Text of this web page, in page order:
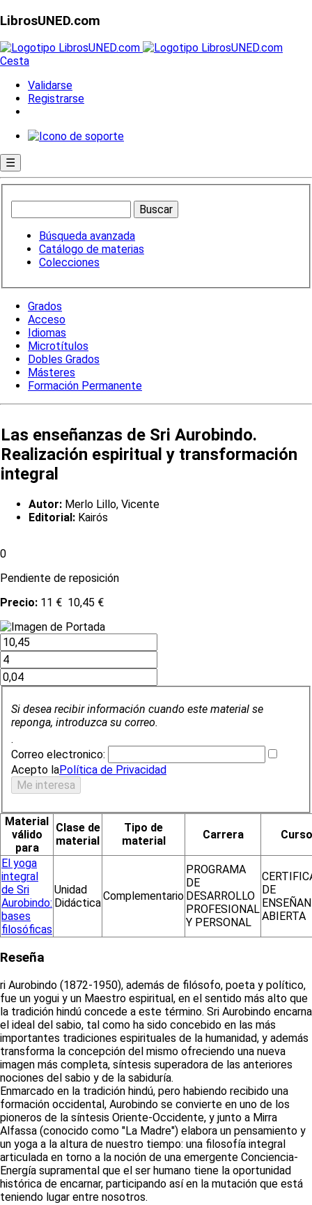
LibrosUNED.com
Cesta
Validarse
Registrarse
☰
Búsqueda avanzada
Catálogo de materias
Colecciones
Grados
Acceso
Idiomas
Microtítulos
Dobles Grados
Másteres
Formación Permanente
Las enseñanzas de Sri Aurobindo.
Realización espiritual y transformación
integral
Autor: Merlo Lillo, Vicente
Editorial: Kairós
0
Pendiente de reposición
Precio: 11 € 10,45 €
Si desea recibir información cuando este material se
reponga, introduzca su correo.
.
Correo electronico:
Acepto laPolítica de Privacidad
Material
válido
para
Clase de
material
Tipo de
material
Carrera Curso
El yoga
integral
de Sri
Aurobindo:
bases
filosóficas
Unidad
Didáctica
Complementario
PROGRAMA
DE
DESARROLLO
PROFESIONAL
Y PERSONAL
DE
ABIERTA
Reseña
ri Aurobindo (1872-1950), además de filósofo, poeta y político,
fue un yogui y un Maestro espiritual, en el sentido más alto que
la tradición hindú concede a este término. Sri Aurobindo encarna
el ideal del sabio, tal como ha sido concebido en las más
importantes tradiciones espirituales de la humanidad, y además
transforma la concepción del mismo ofreciendo una nueva
imagen más completa, síntesis superadora de las anteriores
nociones del sabio y de la sabiduría.
Enmarcado en la tradición hindú, pero habiendo recibido una
formación occidental, Aurobindo se convierte en uno de los
pioneros de la síntesis Oriente-Occidente, y junto a Mirra
Alfassa (conocido como "La Madre") elabora un pensamiento y
un yoga a la altura de nuestro tiempo: una filosofía integral
articulada en torno a la noción de una emergente Conciencia-
Energía supramental que el ser humano tiene la oportunidad
histórica de encarnar, participando así en la mutación que está
teniendo lugar entre nosotros.